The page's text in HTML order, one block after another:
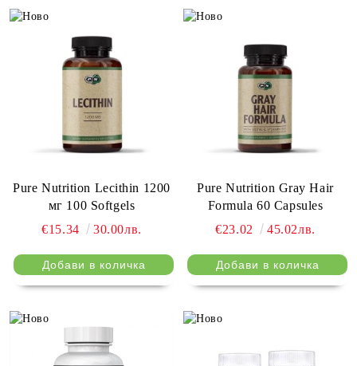
Pure Nutrition Lecithin 1200
мг 100 Softgels
€15.34
30.00лв.
Pure Nutrition Gray Hair
Formula 60 Capsules
€23.02
45.02лв.